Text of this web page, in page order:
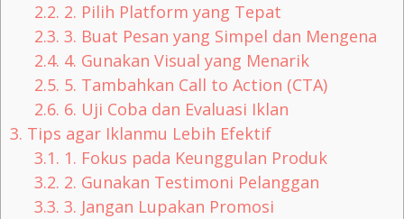
2.2. 2. Pilih Platform yang Tepat
2.3. 3. Buat Pesan yang Simpel dan Mengena
2.4. 4. Gunakan Visual yang Menarik
2.5. 5. Tambahkan Call to Action (CTA)
2.6. 6. Uji Coba dan Evaluasi Iklan
3. Tips agar Iklanmu Lebih Efektif
3.1. 1. Fokus pada Keunggulan Produk
3.2. 2. Gunakan Testimoni Pelanggan
3.3. 3. Jangan Lupakan Promosi